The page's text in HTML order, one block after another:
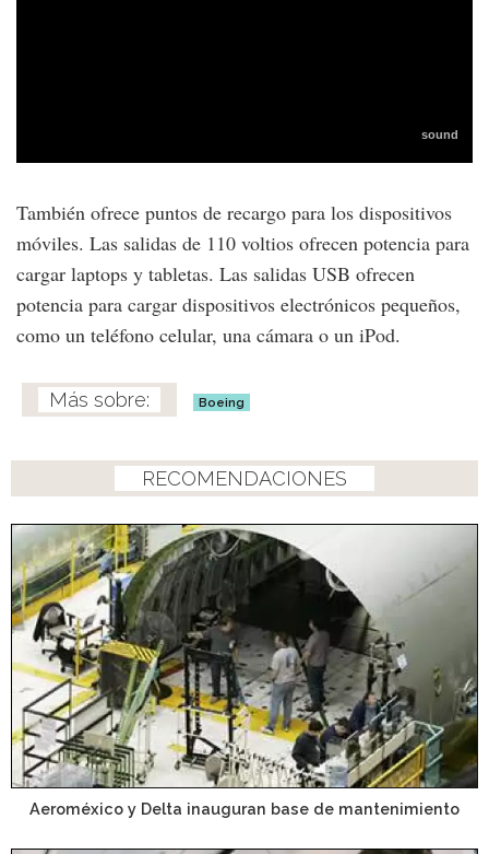
También ofrece puntos de recargo para los dispositivos
móviles. Las salidas de 110 voltios ofrecen potencia para
cargar laptops y tabletas. Las salidas USB ofrecen
potencia para cargar dispositivos electrónicos pequeños,
como un teléfono celular, una cámara o un iPod.
Boeing
RECOMENDACIONES
Aeroméxico y Delta inauguran base de mantenimiento